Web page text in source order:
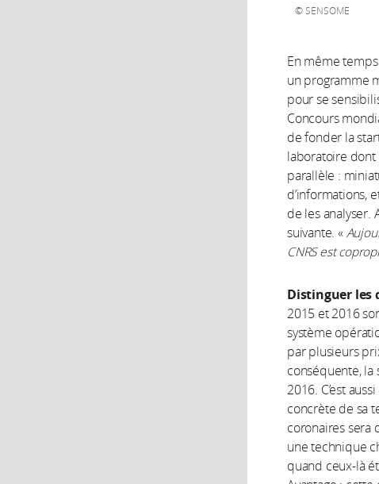
SENSOME
En même
un programme
pour se
Concours
de fonder la
laboratoire dont
parallèle :
d’informations,
de les analyser.
suivante. «
CNRS est
Distinguer les
2015 et 2016
système
par plusieurs
conséquente, la
2016. C’est
concrète de sa
coronaires sera
une technique
quand ceux-là